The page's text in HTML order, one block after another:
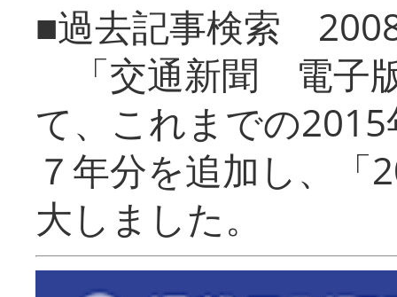
■過去記事検索
「交通新聞 電子
て、これまでの
７年分を追加し、「
大しまし